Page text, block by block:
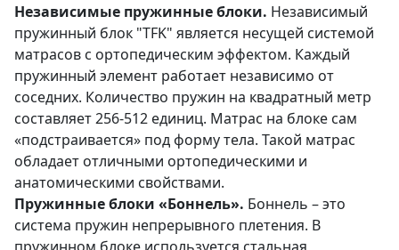
Независимые пружинные блоки. Независимый
пружинный блок "TFK" является несущей системой
матрасов с ортопедическим эффектом. Каждый
пружинный элемент работает независимо от
соседних. Количество пружин на квадратный метр
составляет 256-512 единиц. Матрас на блоке сам
«подстраивается» под форму тела. Такой матрас
обладает отличными ортопедическими и
анатомическими свойствами.
Пружинные блоки «Боннель». Боннель – это
система пружин непрерывного плетения. В